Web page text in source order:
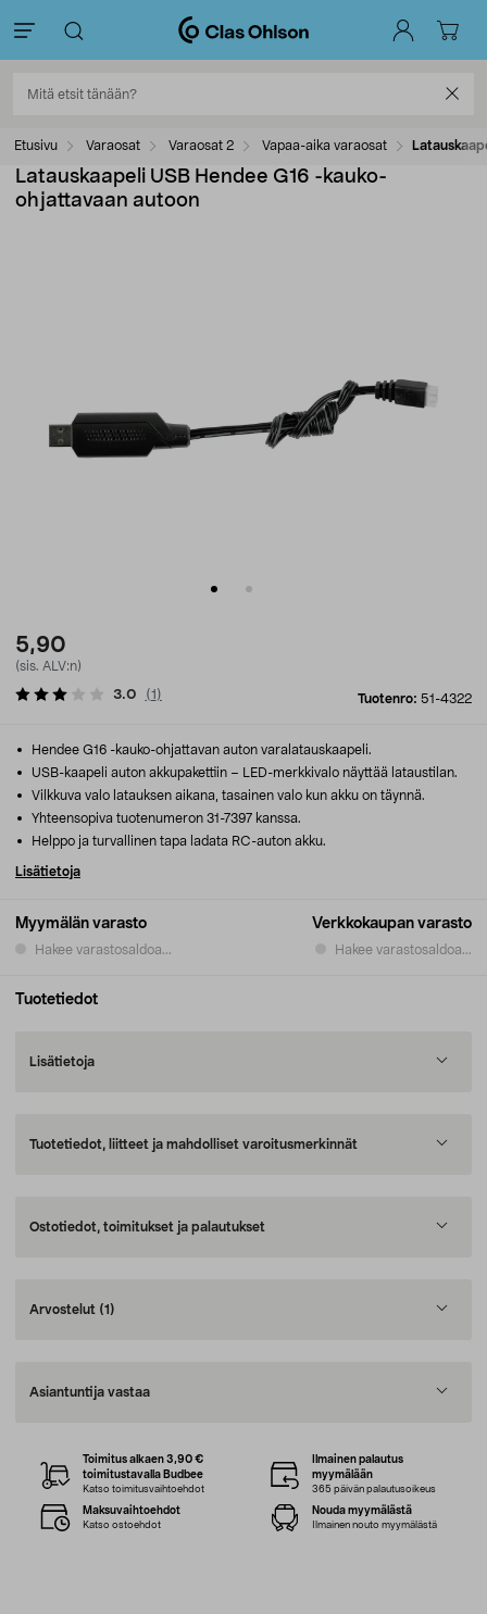
Etusivu Varaosat Varaosat 2 Vapaa-aika varaosat
Latauskaapeli USB Hendee G16 -kauko-
ohjattavaan autoon
5,90
(sis. ALV:n)
Tuotenro: 51-4322
3.0 (1 )
Myymälän varasto
Hakee varastosaldoa...
Verkkokaupan varasto
Hakee varastosaldoa...
Hendee G16 -kauko-ohjattavan auton varalatauskaapeli.
USB-kaapeli auton akkupakettiin – LED-merkkivalo näyttää lataustilan.
Vilkkuva valo latauksen aikana, tasainen valo kun akku on täynnä.
Yhteensopiva tuotenumeron 31-7397 kanssa.
Helppo ja turvallinen tapa ladata RC-auton akku.
Lisätietoja
Tuotetiedot
Lisätietoja
Tuotetiedot, liitteet ja mahdolliset varoitusmerkinnät
Ostotiedot, toimitukset ja palautukset
Arvostelut (1)
Asiantuntija vastaa
Toimitus alkaen 3,90 €
toimitustavalla Budbee
Katso toimitusvaihtoehdot
Ilmainen palautus
myymälään
365 päivän palautusoikeus
Maksuvaihtoehdot
Katso ostoehdot
Nouda myymälästä
Ilmainen nouto myymälästä